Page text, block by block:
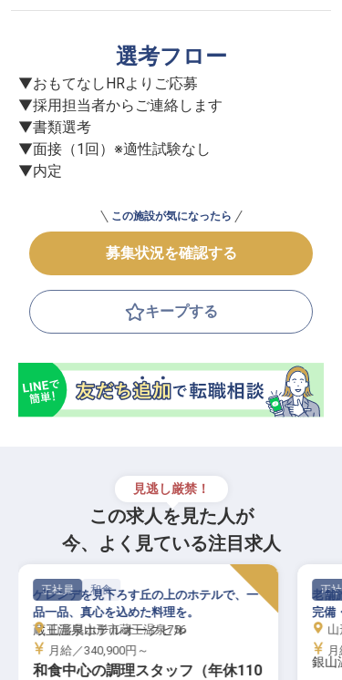
選考フロー
▼おもてなしHRよりご応募
▼採用担当者からご連絡します
▼書類選考
▼面接（1回）※適性試験なし
▼内定
この施設が気になったら
募集状況を確認する
キープする
見逃し厳禁！
この求人を見た人が
今、よく見ている注目求人
正社員 和食
蔵王温泉ホテルオークヒル
和食中心の調理スタッフ（年休110
ゲレンデを見下ろす丘の上のホテルで、一
品一品、真心を込めた料理を。
山形県山形市蔵王温泉756
月給／340,900円～
正社
銀山
老舗
完備